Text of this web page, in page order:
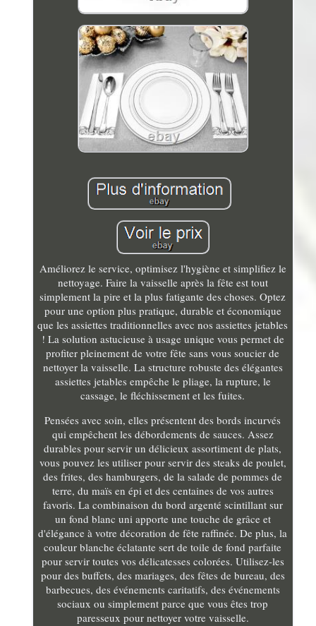
Améliorez le service, optimisez l'hygiène et simplifiez le
nettoyage. Faire la vaisselle après la fête est tout
simplement la pire et la plus fatigante des choses. Optez
pour une option plus pratique, durable et économique
que les assiettes traditionnelles avec nos assiettes jetables
! La solution astucieuse à usage unique vous permet de
profiter pleinement de votre fête sans vous soucier de
nettoyer la vaisselle. La structure robuste des élégantes
assiettes jetables empêche le pliage, la rupture, le
cassage, le fléchissement et les fuites.
Pensées avec soin, elles présentent des bords incurvés
qui empêchent les débordements de sauces. Assez
durables pour servir un délicieux assortiment de plats,
vous pouvez les utiliser pour servir des steaks de poulet,
des frites, des hamburgers, de la salade de pommes de
terre, du maïs en épi et des centaines de vos autres
favoris. La combinaison du bord argenté scintillant sur
un fond blanc uni apporte une touche de grâce et
d'élégance à votre décoration de fête raffinée. De plus, la
couleur blanche éclatante sert de toile de fond parfaite
pour servir toutes vos délicatesses colorées. Utilisez-les
pour des buffets, des mariages, des fêtes de bureau, des
barbecues, des événements caritatifs, des événements
sociaux ou simplement parce que vous êtes trop
paresseux pour nettoyer votre vaisselle.